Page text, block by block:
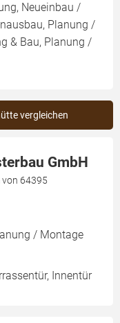
Neueinbau /
Planung /
& Bau, Planung /
vergleichen
GmbH
von 64395
/ Montage
Innentür